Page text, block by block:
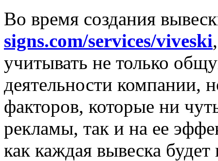
Во время создания
signs.com/services/viveski
учитывать не только
деятельности
факторов, которые ни
рекламы, так и на ее
как каждая вывеска